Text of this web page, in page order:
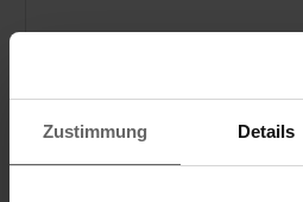
Zustimmung Details
Garde au chaud pendant 6
Filtre dévissable et poignée